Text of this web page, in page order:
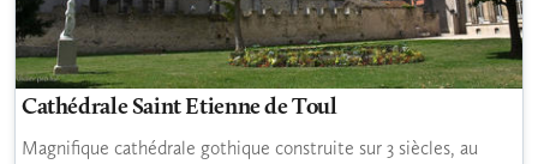
Cathédrale Saint Etienne de Toul
Magnifique cathédrale gothique construite sur 3 siècles, au